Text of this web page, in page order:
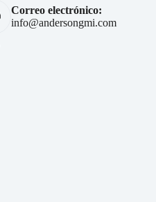
Correo electrónico:
info@andersongmi.com